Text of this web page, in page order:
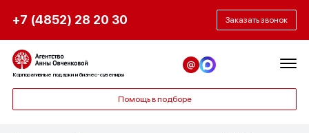
+7 (4852) 28 20 30 Заказать звонок
Корпоративные подарки и бизнес-сувениры
Помощь в подборе